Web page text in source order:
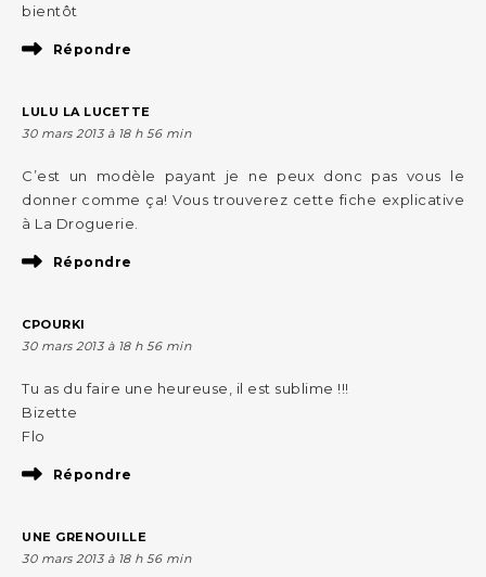
bientôt
Répondre
LULU LA LUCETTE
30 mars 2013 à 18 h 56 min
C’est un modèle payant je ne peux donc pas vous le
donner comme ça! Vous trouverez cette fiche explicative
à La Droguerie.
Répondre
CPOURKI
30 mars 2013 à 18 h 56 min
Tu as du faire une heureuse, il est sublime !!!
Bizette
Flo
Répondre
UNE GRENOUILLE
30 mars 2013 à 18 h 56 min